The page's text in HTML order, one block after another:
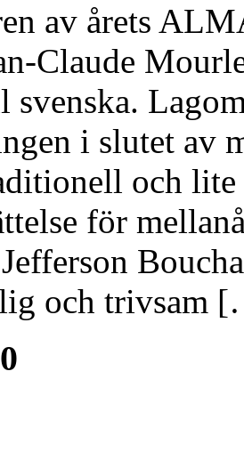
av årets
Claude
svenska.
i slutet av
och
för
och trivsam